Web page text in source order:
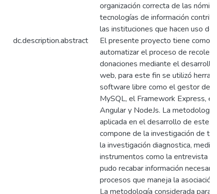
dc.description.abstract
organización correcta de las
tecnologías de información
las instituciones que hacen uso
El presente proyecto tiene como
automatizar el proceso de
donaciones mediante el
web, para este fin se utilizó
software libre como el gestor de
MySQL, el Framework Express,
Angular y NodeJs. La
aplicada en el desarrollo de este
compone de la investigación de
la investigación diagnostica,
instrumentos como la entrevista y
pudo recabar información
procesos que maneja la
La metodología considerada para